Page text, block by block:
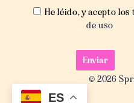
He léido, y acepto los
de uso
© 2026
ES